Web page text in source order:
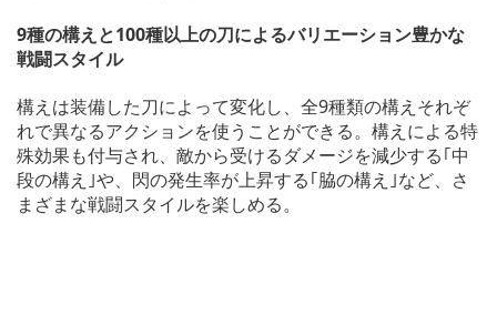
9種の構えと100種以上の刀によるバリエーション豊かな
戦闘スタイル
構えは装備した刀によって変化し、全9種類の構えそれぞ
れで異なるアクションを使うことができる。構えによる特
殊効果も付与され、敵から受けるダメージを減少する｢中
段の構え｣や、閃の発生率が上昇する｢脇の構え｣など、さ
まざまな戦闘スタイルを楽しめる。